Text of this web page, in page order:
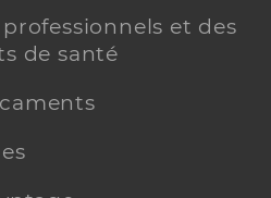
et des
de santé